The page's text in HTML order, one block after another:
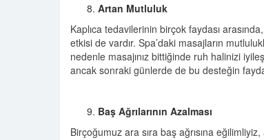
Artan Mutluluk
Kaplıca tedavilerinin birçok faydası
etkisi de vardır. Spa’daki masajların
nedenle masajınız bittiğinde ruh halinizi
ancak sonraki günlerde de bu desteğin
Baş Ağrılarının Azalması
Birçoğumuz ara sıra baş ağrısına